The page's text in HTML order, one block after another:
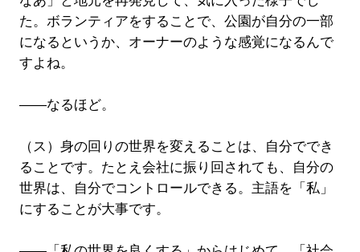
た。ボランティアをすることで、公園が自分の一部
になるというか、オーナーのような感覚になるんで
すよね。
――なるほど。
（ス）身の回りの世界を変えることは、自分ででき
ることです。たとえ会社に振り回されても、自分の
世界は、自分でコントロールできる。主語を「私」
にすることが大事です。